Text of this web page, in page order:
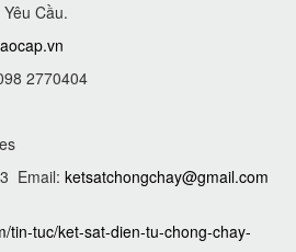
Cầu.
2770404
Email: ketsatchongchay@gmail.com
tin-tuc/ket-sat-dien-tu-chong-chay-